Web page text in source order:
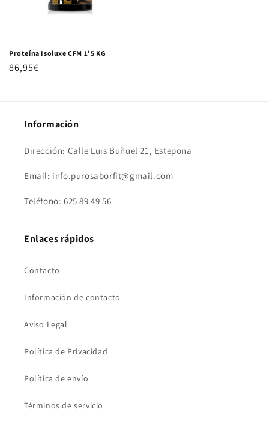
Proteína Isoluxe CFM 1'5 KG
Precio habitual
86,95€
Información
Dirección: Calle Luis Buñuel 21, Estepona
Email: info.purosaborfit@gmail.com
Teléfono: 625 89 49 56
Enlaces rápidos
Contacto
Información de contacto
Aviso Legal
Política de Privacidad
Política de envío
Términos de servicio